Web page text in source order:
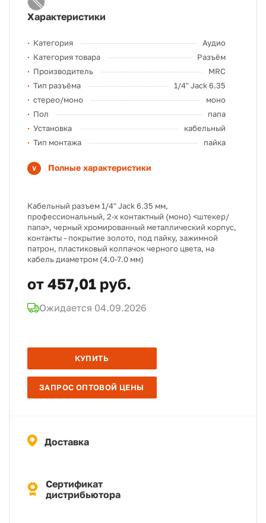
Характеристики
Категория
Аудио
Категория товара
Разъём
Производитель
MRC
Тип разъёма
1/4" Jack 6.35
стерео/моно
моно
Пол
папа
Установка
кабельный
Тип монтажа
пайка
Полные характеристики
Кабельный разъем 1/4" Jack 6.35 мм,
профессиональный, 2-х контактный (моно) <штекер/
папа>, черный хромированный металлический корпус,
контакты - покрытие золото, под пайку, зажимной
патрон, пластиковый колпачок черного цвета, на
кабель диаметром (4.0-7.0 мм)
от 457,01 руб.
Ожидается 04.09.2026
КУПИТЬ
ЗАПРОС ОПТОВОЙ ЦЕНЫ
Доставка
Сертификат
дистрибьютора